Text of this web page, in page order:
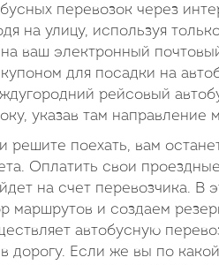
перевозок через
на улицу, используя
ваш электронный
для посадки на
рейсовый
указав там направление
решите поехать, вам
Оплатить свои
на счет перевозчика. В
маршрутов и создаем
автобусную
дорогу. Если же вы по